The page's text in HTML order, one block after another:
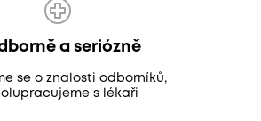
a seriózně
se o znalosti odborníků,
s lékaři